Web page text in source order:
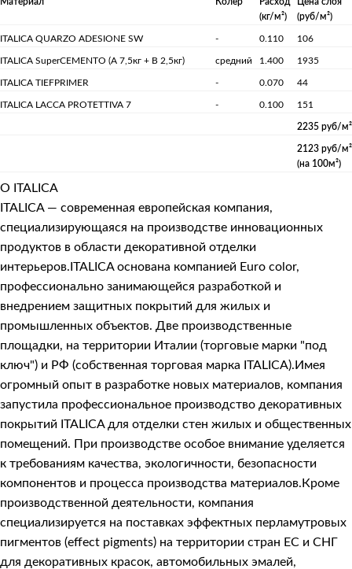
(кг/м²)
(руб/м²)
ITALICA QUARZO ADESIONE SW - 0.110 106
ITALICA SuperCEMENTO (А 7,5кг + B 2,5кг) средний 1.400 1935
ITALICA TIEFPRIMER - 0.070 44
ITALICA LACCA PROTETTIVA 7 - 0.100 151
2235 руб/м²
2123 руб/м²
(на 100м²)
О ITALICA
ITALICA — современная европейская компания,
специализирующаяся на производстве инновационных
продуктов в области декоративной отделки
интерьеров.ITALICA основана компанией Euro color,
профессионально занимающейся разработкой и
внедрением защитных покрытий для жилых и
промышленных объектов. Две производственные
площадки, на территории Италии (торговые марки "под
ключ") и РФ (собственная торговая марка ITALICA).Имея
огромный опыт в разработке новых материалов, компания
запустила профессиональное производство декоративных
покрытий ITALICA для отделки стен жилых и общественных
помещений. При производстве особое внимание уделяется
к требованиям качества, экологичности, безопасности
компонентов и процесса производства материалов.Кроме
производственной деятельности, компания
специализируется на поставках эффектных перламутровых
пигментов (effect pigments) на территории стран ЕС и СНГ
для декоративных красок, автомобильных эмалей,